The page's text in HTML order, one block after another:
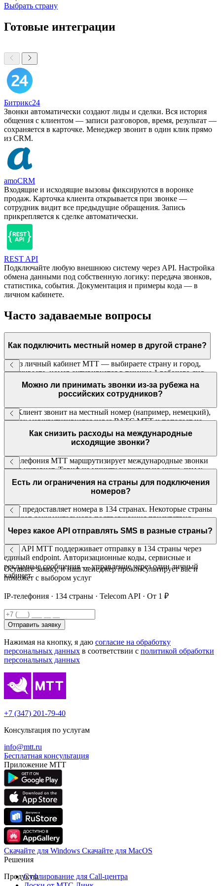
Выбрать страну
Готовые интеграции
Битрикс24
Звонки автоматически создают лиды и сделки. Вся история
общения с клиентом — записи разговоров, время, результат —
сохраняется в карточке. Менеджер звонит в один клик прямо
из CRM.
amoCRM
Входящие и исходящие вызовы фиксируются в воронке
продаж. Карточка клиента открывается при звонке —
сотрудник видит все предыдущие обращения. Запись
прикрепляется к сделке автоматически.
REST API
Подключайте любую внешнюю систему через API. Настройка
обмена данными под собственную логику: передача звонков,
статистика, события. Документация и примеры кода — в
личном кабинете.
Часто задаваемые вопросы
Как подключить местный номер в другой стране?
Через личный кабинет МТТ — выбираете страну и город,
оплачиваете, номер активируется в течение 1 рабочего дня.
Входящие на этот номер маршрутизируются на ваших
сотрудников в России.
Можно ли принимать звонки из-за рубежа на
российских сотрудников?
Да. Клиент звонит на местный номер (например, немецкий),
звонок маршрутизируется через ВАТС МТТ и попадает на
нужного сотрудника в России или любом другом офисе.
Как снизить расходы на международные
исходящие звонки?
IP-телефония МТТ маршрутизирует международные звонки
через интернет. Тариф на минуту значительно ниже, чем у
традиционных операторов. Экономия — до 70% в
зависимости от направления.
Есть ли ограничения на страны для подключения
номеров?
МТТ предоставляет номера в 134 странах. Некоторые страны
требуют документального подтверждения присутствия
компании. Менеджер МТТ уточнит требования для нужной
страны.
Через какое API отправлять SMS в разные страны?
SMS API МТТ поддерживает отправку в 134 страны через
единый endpoint. Авторизационные коды, сервисные и
рекламные сообщения — управление через один личный
кабинет.
Оставьте заявку, и наш менеджер проконсультирует вас и
поможет с выбором услуг
IP-телефония · 134 страны · Telecom API · От 1 ₽
Отправить заявку
Нажимая на кнопку, я даю согласие на обработку
персональных данных в соответствии с политикой обработки
персональных данных
+7 (347) 201-79-40
Консультация по услугам
info@mtt.ru
Бесплатная консультация
Приложение МТТ
Скачайте для Windows Cкачайте для MacOS
Решения
Суфлирование для Call‑центра
Продукты